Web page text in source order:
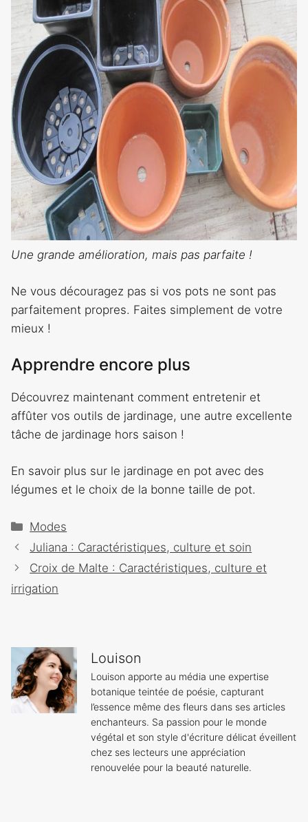
Une grande amélioration, mais pas parfaite !
Ne vous découragez pas si vos pots ne sont pas
parfaitement propres. Faites simplement de votre
mieux !
Apprendre encore plus
Découvrez maintenant comment entretenir et
affûter vos outils de jardinage, une autre excellente
tâche de jardinage hors saison !
En savoir plus sur le jardinage en pot avec des
légumes et le choix de la bonne taille de pot.
Catégories
Modes
Navigation
des
Juliana : Caractéristiques, culture et soin
Croix de Malte : Caractéristiques, culture et
irrigation
Louison
Louison apporte au média une expertise
botanique teintée de poésie, capturant
l’essence même des fleurs dans ses articles
enchanteurs. Sa passion pour le monde
végétal et son style d'écriture délicat éveillent
chez ses lecteurs une appréciation
renouvelée pour la beauté naturelle.